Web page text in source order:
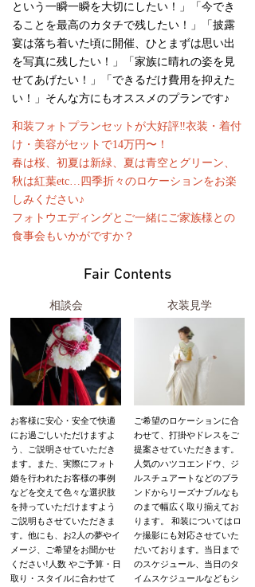
という一瞬一瞬を大切にしたい！」「今でき
ることを最高のカタチで残したい！」「披露
宴は落ち着いた頃に開催、ひとまずは思い出
を写真に残したい！」「家族に晴れの姿を見
せてあげたい！」「できるだけ費用を抑えた
い！」そんな方にもオススメのプランです♪
和装フォトプランセットが大好評‼︎衣装・着付
け・美容がセットで14万円〜！
春は桜、初夏は新緑、夏は青空とグリーン、
秋は紅葉etc…四季折々のロケーションをお楽
しみください♪
フォトウエディングとご一緒にご家族様との
食事会もいかがですか？
Fair Contents
相談会
お客様に安心・安全で快適
にお過ごしいただけますよ
う、ご説明させていただき
ます。また、実際にフォト
婚を行われたお客様の事例
などを交えて色々な選択肢
を持っていただけますよう
ご説明もさせていただきま
す。他にも、お2人の夢やイ
メージ、ご希望をお聞かせ
ください!人数 やご予算・日
取り・スタイルに合わせて
衣装見学
ご希望のロケーションに合
わせて、打掛やドレスをご
提案させていただきます。
人気のハツコエンドウ、ジ
ルスチュアートなどのブラ
ンドからリーズナブルなも
のまで幅広く取り揃えてお
ります。 和装についてはロ
ケ撮影にも対応させていた
だいております。当日まで
のスケジュール、当日のタ
イムスケジュールなどもシ